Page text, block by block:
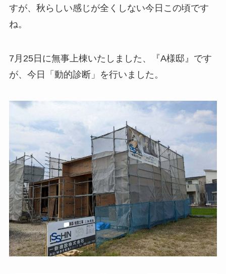
すが、秋らしい感じが全くしない今日この頃です
ね。
7月25日に無事上棟いたしました、『A様邸』です
が、今日「動的診断」を行いました。